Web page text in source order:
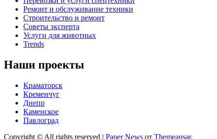
Ремонт и обслуживание техники
Строительство и ремонт
Советы эксперта
Услуги для животных
Trends
Наши проекты
Краматорск
Кременчуг
Днепр
Каменское
Павлоград
Copyright © All rights reserved | Paper News от Themeansar.